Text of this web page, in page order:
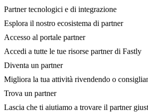
Partner tecnologici e di integrazione
Esplora il nostro ecosistema di partner
Accesso al portale partner
Accedi a tutte le tue risorse partner di Fastly
Diventa un partner
Migliora la tua attività rivendendo o
Trova un partner
Lascia che ti aiutiamo a trovare il partner